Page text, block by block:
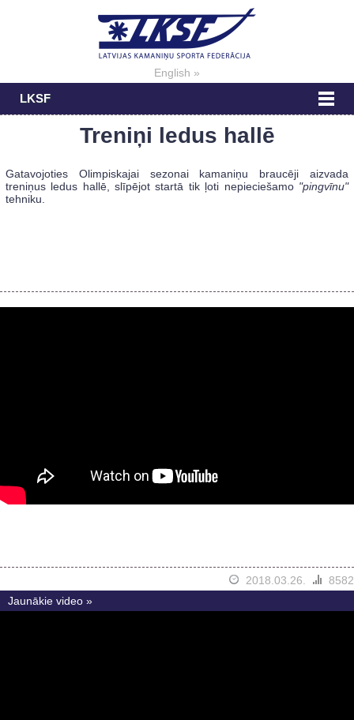
English »
LKSF
Treniņi ledus hallē
Gatavojoties Olimpiskajai sezonai kamaniņu braucēji aizvada
treniņus ledus hallē, slīpējot startā tik ļoti nepieciešamo "pingvīnu"
tehniku.
2018.03.26.
8582
Jaunākie video »